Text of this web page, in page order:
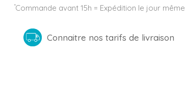
*Commande avant 15h = Expédition le jour même
Connaitre nos tarifs de livraison